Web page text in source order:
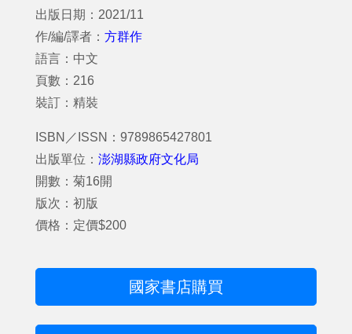
出版日期：2021/11
作/編/譯者： 方群作
語言：中文
頁數：216
裝訂：精裝
ISBN／ISSN：9789865427801
出版單位： 澎湖縣政府文化局
開數：菊16開
版次：初版
價格：定價$200
國家書店購買